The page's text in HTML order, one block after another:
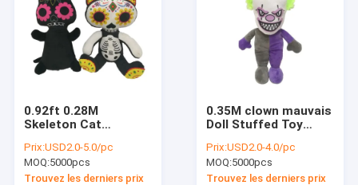
0.92ft 0.28M
Skeleton Cat
Animal 2 ASST
Prix:USD2.0-5.0/pc
MOQ:5000pcs
Trouvez les derniers prix
0.35M clown mauvais
Doll Stuffed Toy
Decoration Lighting
Up de 13,78 pouces
Prix:USD2.0-4.0/pc
MOQ:5000pcs
Trouvez les derniers prix